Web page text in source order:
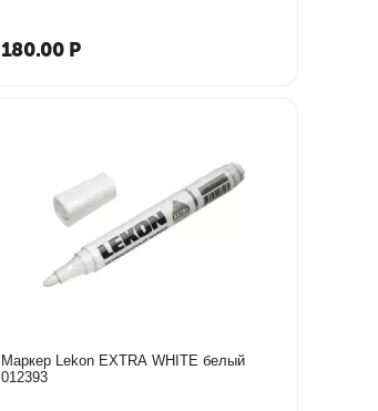
180.00 Р
Маркер Lekon EXTRA WHITE белый
012393